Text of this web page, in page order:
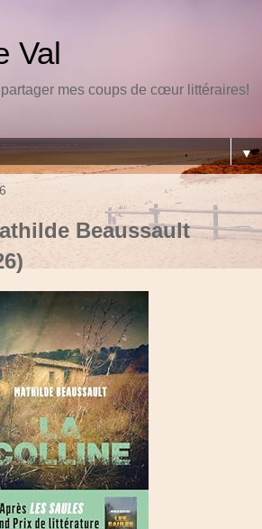
Val
mes coups de cœur littéraires!
▼
Beaussault